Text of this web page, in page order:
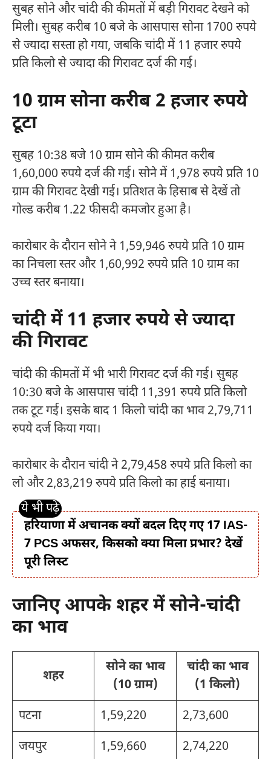
सुबह सोने और चांदी की कीमतों में बड़ी गिरावट देखने को
मिली। सुबह करीब 10 बजे के आसपास सोना 1700 रुपये
से ज्यादा सस्ता हो गया, जबकि चांदी में 11 हजार रुपये
प्रति किलो से ज्यादा की गिरावट दर्ज की गई।
10 ग्राम सोना करीब 2 हजार रुपये
टूटा
सुबह 10:38 बजे 10 ग्राम सोने की कीमत करीब
1,60,000 रुपये दर्ज की गई। सोने में 1,978 रुपये प्रति 10
ग्राम की गिरावट देखी गई। प्रतिशत के हिसाब से देखें तो
गोल्ड करीब 1.22 फीसदी कमजोर हुआ है।
कारोबार के दौरान सोने ने 1,59,946 रुपये प्रति 10 ग्राम
का निचला स्तर और 1,60,992 रुपये प्रति 10 ग्राम का
उच्च स्तर बनाया।
चांदी में 11 हजार रुपये से ज्यादा
की गिरावट
चांदी की कीमतों में भी भारी गिरावट दर्ज की गई। सुबह
10:30 बजे के आसपास चांदी 11,391 रुपये प्रति किलो
तक टूट गई। इसके बाद 1 किलो चांदी का भाव 2,79,711
रुपये दर्ज किया गया।
कारोबार के दौरान चांदी ने 2,79,458 रुपये प्रति किलो का
लो और 2,83,219 रुपये प्रति किलो का हाई बनाया।
हरियाणा में अचानक क्यों बदल दिए गए 17 IAS-
7 PCS अफसर, किसको क्या मिला प्रभार? देखें
पूरी लिस्ट
जानिए आपके शहर में सोने-चांदी
का भाव
शहर
सोने का भाव
(10 ग्राम)
चांदी का भाव
(1 किलो)
पटना
1,59,220
2,73,600
जयपुर
1,59,660
2,74,220